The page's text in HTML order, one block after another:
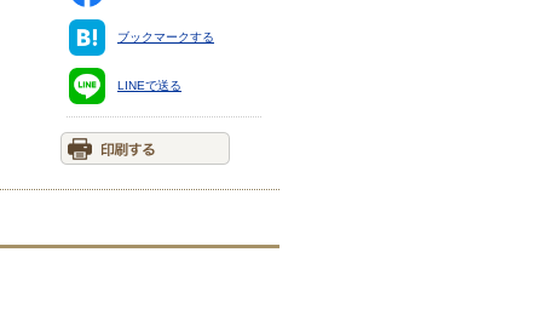
ブックマークする
LINEで送る